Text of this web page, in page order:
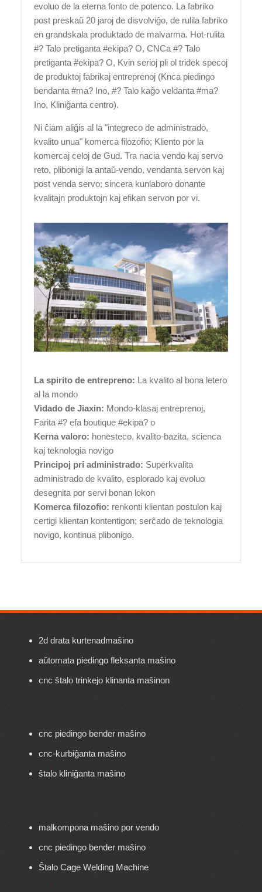
evoluo de la eterna fonto de potenco. La fabriko
post preskaŭ 20 jaroj de disvolviĝo, de rulila fabriko
en grandskala produktado de malvarma. Hot-rulita
#? Talo pretiganta #ekipa? O, CNCa #? Talo
pretiganta #ekipa? O, Kvin serioj pli ol tridek specoj
de produktoj fabrikaj entreprenoj (Knca piedingo
bendanta #ma? Ino, #? Talo kaĝo veldanta #ma?
Ino, Kliniĝanta centro).
Ni ĉiam aliĝis al la "integreco de administrado,
kvalito unua" komerca filozofio; Kliento por la
komercaj celoj de Gud.Tra nacia vendo kaj servo
reto, plibonigi la antaŭ-vendo, vendanta servon kaj
post venda servo; sincera kunlaboro donante
kvalitajn produktojn kaj efikan servon por vi.
La spirito de entrepreno: La kvalito al bona letero
al la mondo
Vidado de Jiaxin: Mondo-klasaj entreprenoj,
Farita #? efa boutique #ekipa? o
Kerna valoro: honesteco, kvalito-bazita, scienca
kaj teknologia novigo
Principoj pri administrado: Superkvalita
administrado de kvalito, esplorado kaj evoluo
desegnita por servi bonan lokon
Komerca filozofio: renkonti klientan postulon kaj
certigi klientan kontentigon; serĉado de teknologia
novigo, kontinua plibonigo.
2d drata kurtenadmaŝino
aŭtomata piedingo fleksanta maŝino
cnc ŝtalo trinkejo klinanta maŝinon
cnc piedingo bender maŝino
cnc-kurbiĝanta maŝino
ŝtalo kliniĝanta maŝino
malkompona maŝino por vendo
cnc piedingo bender maŝino
Ŝtalo Cage Welding Machine